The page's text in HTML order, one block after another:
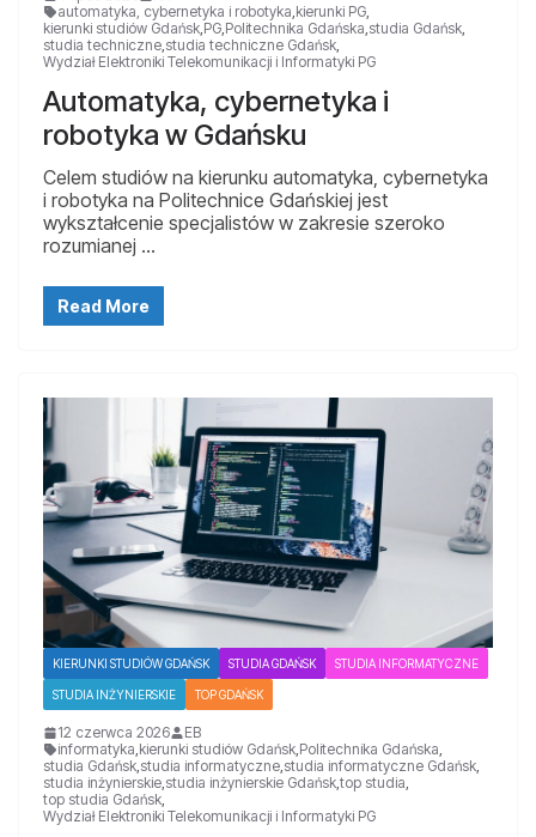
automatyka, cybernetyka i robotyka,kierunki PG,
kierunki studiów Gdańsk,PG,Politechnika Gdańska,studia Gdańsk,
studia techniczne,studia techniczne Gdańsk,
Wydział Elektroniki Telekomunikacji i Informatyki PG
Automatyka, cybernetyka i
robotyka w Gdańsku
Celem studiów na kierunku automatyka, cybernetyka
i robotyka na Politechnice Gdańskiej jest
wykształcenie specjalistów w zakresie szeroko
rozumianej …
Read More
KIERUNKI STUDIÓW GDAŃSK STUDIA GDAŃSK STUDIA INFORMATYCZNE
STUDIA INŻYNIERSKIE TOP GDAŃSK
12 czerwca 2026
EB
informatyka,kierunki studiów Gdańsk,Politechnika Gdańska,
studia Gdańsk,studia informatyczne,studia informatyczne Gdańsk,
studia inżynierskie,studia inżynierskie Gdańsk,top studia,
top studia Gdańsk,
Wydział Elektroniki Telekomunikacji i Informatyki PG